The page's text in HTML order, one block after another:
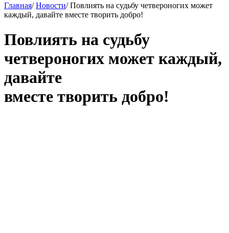
Главная/ Новости/ Повлиять на судьбу четвероногих может
каждый, давайте вместе творить добро!
Повлиять на судьбу
четвероногих может каждый,
давайте
вместе творить добро!